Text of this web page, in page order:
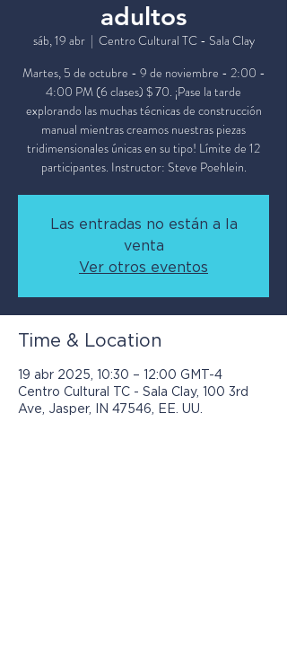
adultos
sáb, 19 abr
  |
Centro Cultural TC - Sala Clay
Martes, 5 de octubre - 9 de noviembre - 2:00 -
4:00 PM (6 clases) $ 70. ¡Pase la tarde
explorando las muchas técnicas de construcción
manual mientras creamos nuestras piezas
tridimensionales únicas en su tipo! Límite de 12
participantes. Instructor: Steve Poehlein.
Las entradas no están a la
venta
Ver otros eventos
Time & Location
19 abr 2025, 10:30 – 12:00 GMT-4
Centro Cultural TC - Sala Clay, 100 3rd
Ave, Jasper, IN 47546, EE. UU.